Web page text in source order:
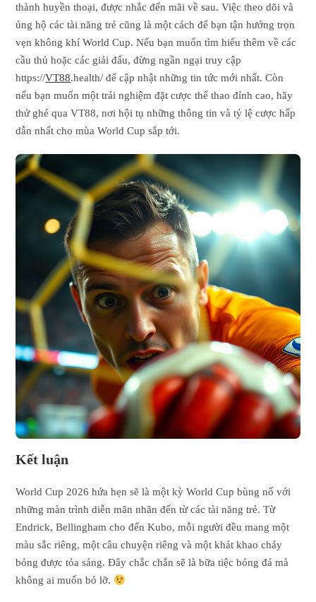
thành huyền thoại, được nhắc đến mãi về sau. Việc theo dõi và
ủng hộ các tài năng trẻ cũng là một cách để bạn tận hưởng trọn
vẹn không khí World Cup. Nếu bạn muốn tìm hiểu thêm về các
cầu thủ hoặc các giải đấu, đừng ngần ngại truy cập
https://VT88.health/ để cập nhật những tin tức mới nhất. Còn
nếu bạn muốn một trải nghiệm đặt cược thể thao đỉnh cao, hãy
thử ghé qua VT88, nơi hội tụ những thông tin và tỷ lệ cược hấp
dẫn nhất cho mùa World Cup sắp tới.
Kết luận
World Cup 2026 hứa hẹn sẽ là một kỳ World Cup bùng nổ với
những màn trình diễn mãn nhãn đến từ các tài năng trẻ. Từ
Endrick, Bellingham cho đến Kubo, mỗi người đều mang một
màu sắc riêng, một câu chuyện riêng và một khát khao cháy
bỏng được tỏa sáng. Đây chắc chắn sẽ là bữa tiệc bóng đá mà
không ai muốn bỏ lỡ.